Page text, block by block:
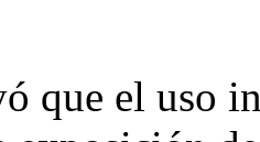
que el uso